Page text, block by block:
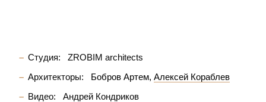
Студия:
ZROBIM architects
Архитекторы:
Бобров Артем Алексей Кораблев
Видео:
Андрей Кондриков